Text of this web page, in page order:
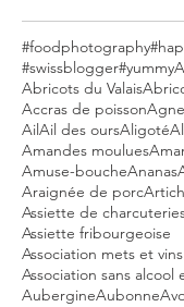
#foodphotography
#swissblogger#yummy
Abricots du Valais
Accras de poisson
AilAil des oursAligoté
Amandes moulues
Amuse-boucheAnanas
Araignée de porc
Assiette de
Assiette fribourgeoise
Association mets et vins
Association sans alcool
AubergineAubonne